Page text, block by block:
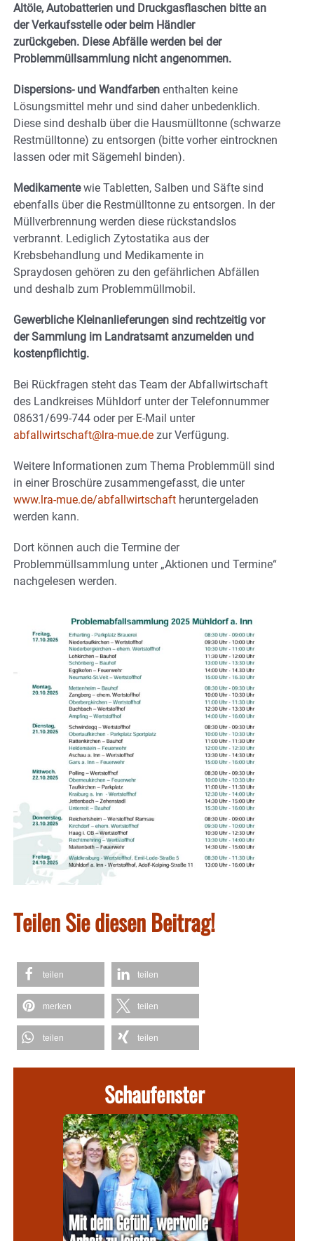
Altöle, Autobatterien und Druckgasflaschen bitte an
der Verkaufsstelle oder beim Händler
zurückgeben. Diese Abfälle werden bei der
Problemmüllsammlung nicht angenommen.
Dispersions- und Wandfarben enthalten keine
Lösungsmittel mehr und sind daher unbedenklich.
Diese sind deshalb über die Hausmülltonne (schwarze
Restmülltonne) zu entsorgen (bitte vorher eintrocknen
lassen oder mit Sägemehl binden).
Medikamentewie Tabletten, Salben und Säfte sind
ebenfalls über die Restmülltonne zu entsorgen. In der
Müllverbrennung werden diese rückstandslos
verbrannt. Lediglich Zytostatika aus der
Krebsbehandlung und Medikamente in
Spraydosen gehören zu den gefährlichen Abfällen
und deshalb zum Problemmüllmobil.
Gewerbliche Kleinanlieferungen sind rechtzeitig vor
der Sammlung im Landratsamt anzumelden und
kostenpflichtig.
Bei Rückfragen steht das Team der Abfallwirtschaft
des Landkreises Mühldorf unter der Telefonnummer
08631/699-744 oder per E-Mail unter
abfallwirtschaft@lra-mue.de zur Verfügung.
Weitere Informationen zum Thema Problemmüll sind
in einer Broschüre zusammengefasst, die unter
www.lra-mue.de/abfallwirtschaft heruntergeladen
werden kann.
Dort können auch die Termine der
Problemmüllsammlung unter „Aktionen und Termine“
nachgelesen werden.
Teilen Sie diesen Beitrag!
teilen teilen
merken teilen
teilen teilen
Schaufenster